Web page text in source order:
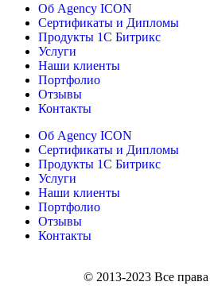
Об Agency ICON
Сертификаты и Дипломы
Продукты 1С Битрикс
Услуги
Наши клиенты
Портфолио
Отзывы
Контакты
Об Agency ICON
Сертификаты и Дипломы
Продукты 1С Битрикс
Услуги
Наши клиенты
Портфолио
Отзывы
Контакты
© 2013-2023 Все